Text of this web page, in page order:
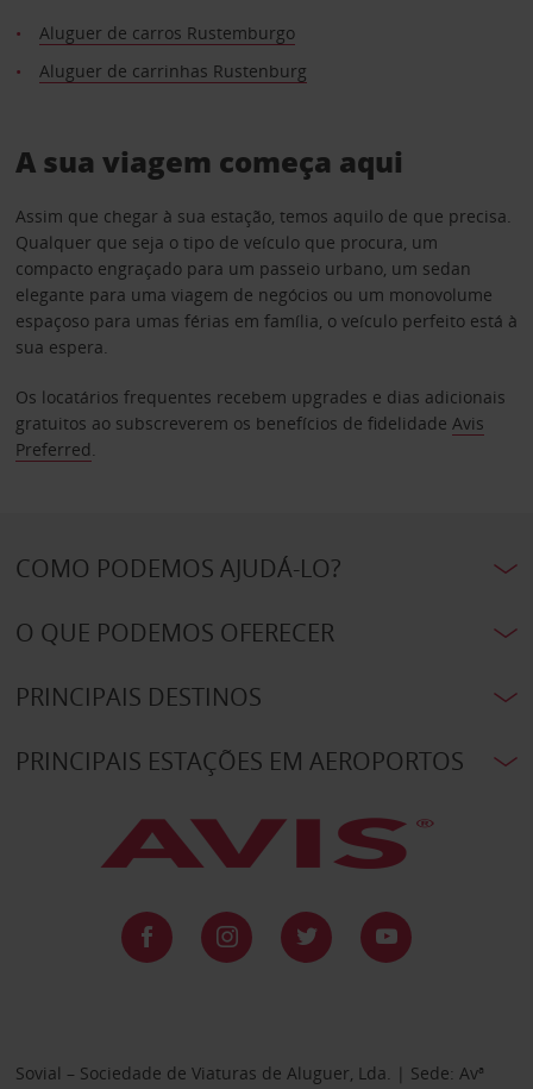
Aluguer de carros Rustemburgo
Aluguer de carrinhas Rustenburg
A sua viagem começa aqui
Assim que chegar à sua estação, temos aquilo de que precisa.
Qualquer que seja o tipo de veículo que procura, um
compacto engraçado para um passeio urbano, um sedan
elegante para uma viagem de negócios ou um monovolume
espaçoso para umas férias em família, o veículo perfeito está à
sua espera.
Os locatários frequentes recebem upgrades e dias adicionais
gratuitos ao subscreverem os benefícios de fidelidade Avis
Preferred.
COMO PODEMOS AJUDÁ-LO?
O QUE PODEMOS OFERECER
PRINCIPAIS DESTINOS
PRINCIPAIS ESTAÇÕES EM AEROPORTOS
Sovial – Sociedade de Viaturas de Aluguer, Lda. | Sede: Avª